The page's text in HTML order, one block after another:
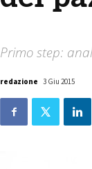
Primo step:
redazione 3 Giu 2015